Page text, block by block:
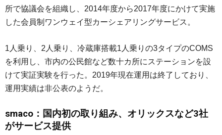
所で協議会を組織し、2014年度から2017年度にかけて実施
した会員制ワンウェイ型カーシェアリングサービス。
1人乗り、2人乗り、冷蔵庫搭載1人乗りの3タイプのCOMS
を利用し、市内の公民館など数十カ所にステーションを設
けて実証実験を行った。2019年現在運用は終了しており、
運用実績は非公表のようだ。
smaco：国内初の取り組み、オリックスなど3社
がサービス提供